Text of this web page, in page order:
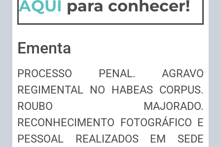
AQUI para conhecer!
Ementa
PROCESSO PENAL. AGRAVO
REGIMENTAL NO HABEAS CORPUS.
ROUBO MAJORADO.
RECONHECIMENTO FOTOGRÁFICO E
PESSOAL REALIZADOS EM SEDE